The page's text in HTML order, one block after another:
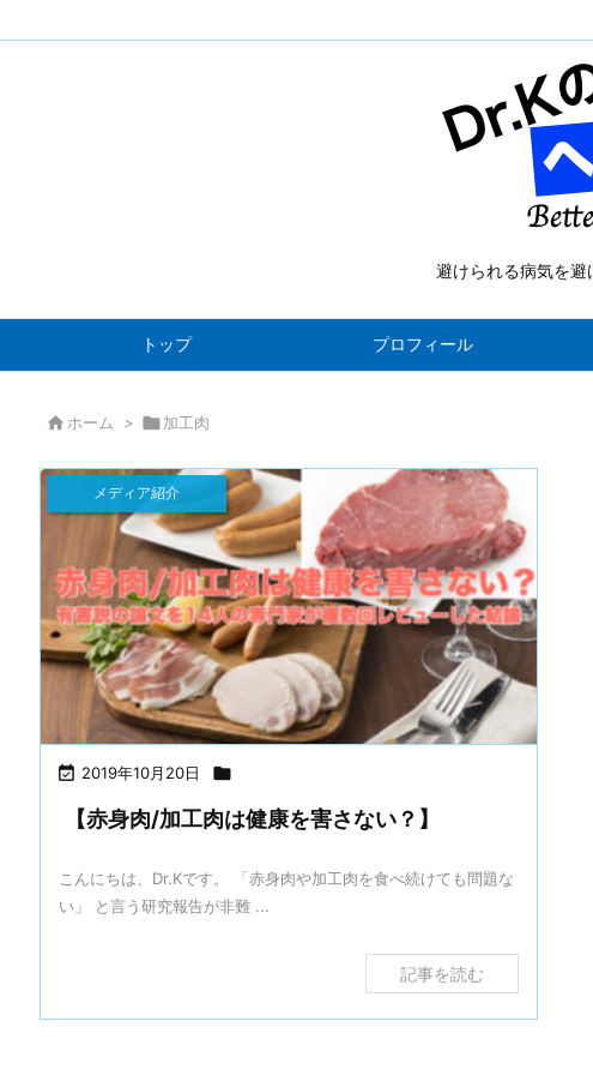
避けられる病気を避
トップ プロフィール
 ホーム > 加工肉
 2019年10月20日 
メディア紹介
【赤身肉/加工肉は健康を害さない？】
こんにちは、Dr.Kです。 「赤身肉や加工肉を食べ続けても問題な
い」 と言う研究報告が非難 ...
記事を読む